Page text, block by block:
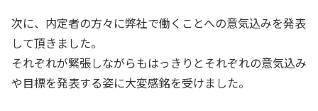
次に、内定者の方々に弊社で働くことへの意気込みを発表
して頂きました。
それぞれが緊張しながらもはっきりとそれぞれの意気込み
や目標を発表する姿に大変感銘を受けました。